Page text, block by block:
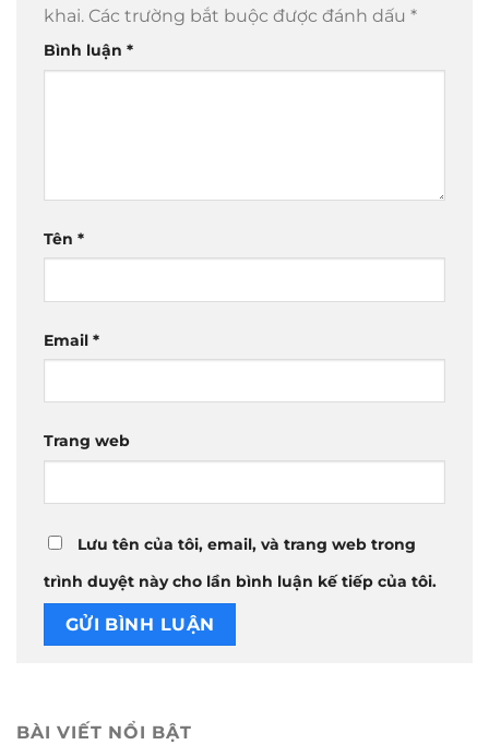
khai. Các trường bắt buộc được đánh dấu *
Bình luận *
Tên *
Email *
Trang web
Lưu tên của tôi, email, và trang web trong
trình duyệt này cho lần bình luận kế tiếp của tôi.
BÀI VIẾT NỔI BẬT